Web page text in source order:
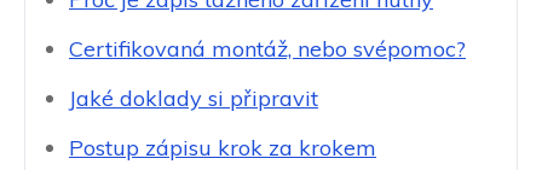
Certifikovaná montáž, nebo svépomoc?
Jaké doklady si připravit
Postup zápisu krok za krokem